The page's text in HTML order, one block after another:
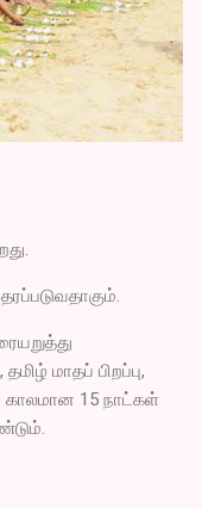
மாதப் பிறப்பு,
காலமான 15 நாட்கள்